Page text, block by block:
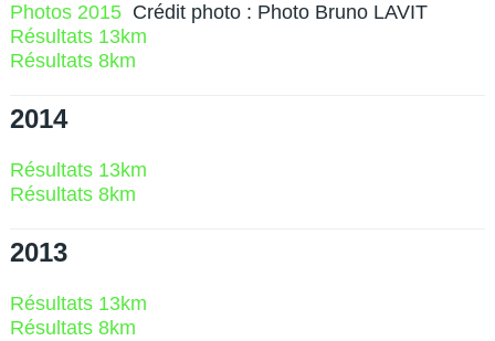
Photos 2015 Crédit photo : Photo Bruno LAVIT
Résultats 13km
Résultats 8km
2014
Résultats 13km
Résultats 8km
2013
Résultats 13km
Résultats 8km